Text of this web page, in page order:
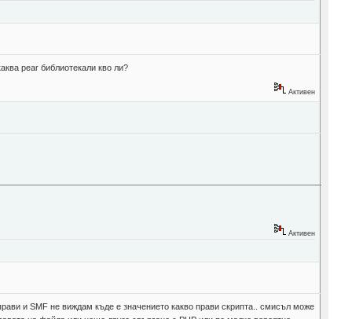
pear библиотекали кво ли?
Активен
Активен
и SMF не виждам къде е значението какво прави скрипта.. смисъл може